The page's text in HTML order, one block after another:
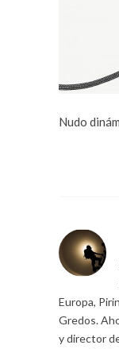
Nudo
Europa,
Gredos.
y director